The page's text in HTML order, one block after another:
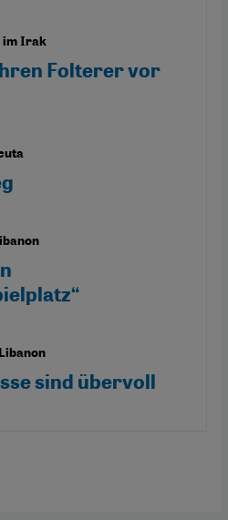
im Irak
Folterer vor
sind übervoll